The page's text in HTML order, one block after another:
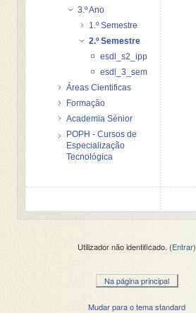
3.º Ano
1.º Semestre
2.º Semestre
esdl_s2_ipp
esdl_3_sem
Áreas Cientificas
Formação
Academia Sénior
POPH - Cursos de
Especialização
Tecnológica
Utilizador não identificado. (Entrar)
Na página principal
Mudar para o tema standard